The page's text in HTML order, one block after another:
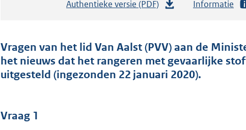
Authentieke versie (PDF)
t
a
n
Informatie
Vragen van het lid Van Aalst (PVV) aan de
het nieuws dat het rangeren met gevaarlijke
uitgesteld (ingezonden 22 januari 2020).
Vraag 1